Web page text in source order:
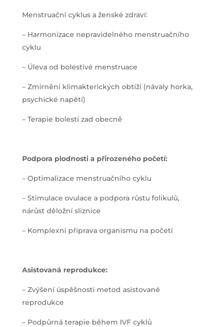
Menstruační cyklus a ženské zdraví:
– Harmonizace nepravidelného menstruačního
cyklu
– Úleva od bolestivé menstruace
– Zmírnění klimakterických obtíží (návaly horka,
psychické napětí)
– Terapie bolestí zad obecně
Podpora plodnosti a přirozeného početí:
– Optimalizace menstruačního cyklu
– Stimulace ovulace a podpora růstu folikulů,
nárůst děložní sliznice
– Komplexní příprava organismu na početí
Asistovaná reprodukce:
– Zvýšení úspěšnosti metod asistované
reprodukce
– Podpůrná terapie během IVF cyklů